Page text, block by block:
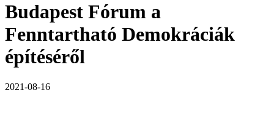
Budapest Fórum a
Fenntartható Demokráciák
építéséről
2021-08-16